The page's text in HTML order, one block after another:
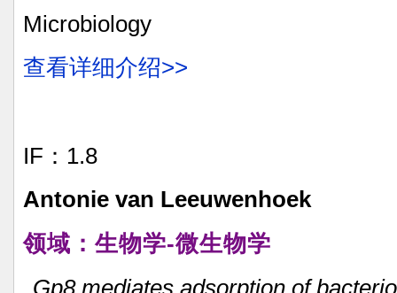
Microbiology
查看详细介绍>>
IF：1.8
Antonie van Leeuwenhoek
领域：生物学-微生物学
Gp8mediatesadsorptionof